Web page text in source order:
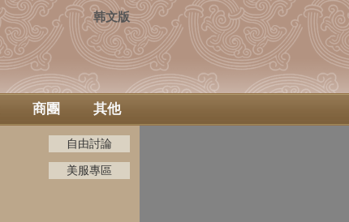
韩文版
商團 其他
自由討論
美服專區